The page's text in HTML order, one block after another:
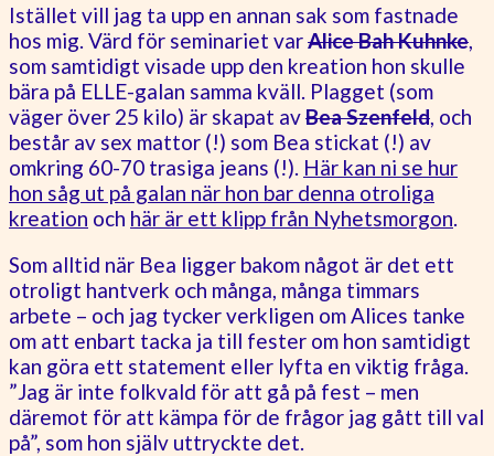
Istället vill jag ta upp en annan sak som fastnade
hos mig. Värd för seminariet varAlice Bah Kuhnke,
som samtidigt visade upp den kreation hon skulle
bära på ELLE-galan samma kväll. Plagget (som
väger över 25 kilo) är skapat avBea Szenfeld, och
består av sex mattor (!) som Bea stickat (!) av
omkring 60-70 trasiga jeans (!). Här kan ni se hur
hon såg ut på galan när hon bar denna otroliga
kreation och här är ett klipp från Nyhetsmorgon.
Som alltid när Bea ligger bakom något är det ett
otroligt hantverk och många, många timmars
arbete – och jag tycker verkligen om Alices tanke
om att enbart tacka ja till fester om hon samtidigt
kan göra ett statement eller lyfta en viktig fråga.
”Jag är inte folkvald för att gå på fest – men
däremot för att kämpa för de frågor jag gått till val
på”, som hon själv uttryckte det.